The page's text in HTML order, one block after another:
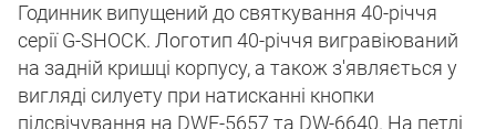
Годинник випущений до святкування 40-річчя
серії G-SHOCK. Логотип 40-річчя вигравіюваний
на задній кришці корпусу, а також з'являється у
вигляді силуету при натисканні кнопки
підсвічування на DWE-5657 та DW-6640. На петлі